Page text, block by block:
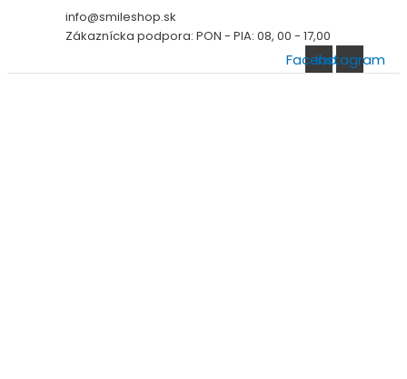
info@smileshop.sk
Zákaznícka podpora: PON - PIA: 08, 00 - 17,00
Facebook
Instagram